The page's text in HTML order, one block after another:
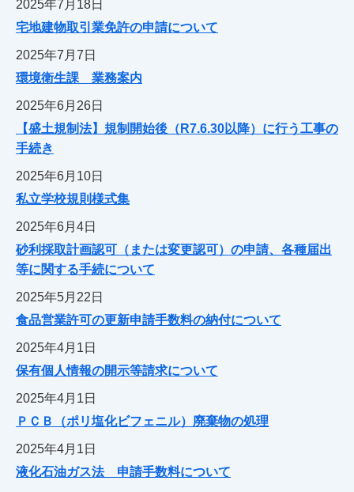
2025年7月18日
宅地建物取引業免許の申請について
2025年7月7日
環境衛生課 業務案内
2025年6月26日
【盛土規制法】規制開始後（R7.6.30以降）に行う工事の
手続き
2025年6月10日
私立学校規則様式集
2025年6月4日
砂利採取計画認可（または変更認可）の申請、各種届出
等に関する手続について
2025年5月22日
食品営業許可の更新申請手数料の納付について
2025年4月1日
保有個人情報の開示等請求について
2025年4月1日
ＰＣＢ（ポリ塩化ビフェニル）廃棄物の処理
2025年4月1日
液化石油ガス法 申請手数料について